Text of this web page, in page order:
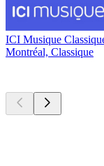
ICI Musique
Montréal, Classique